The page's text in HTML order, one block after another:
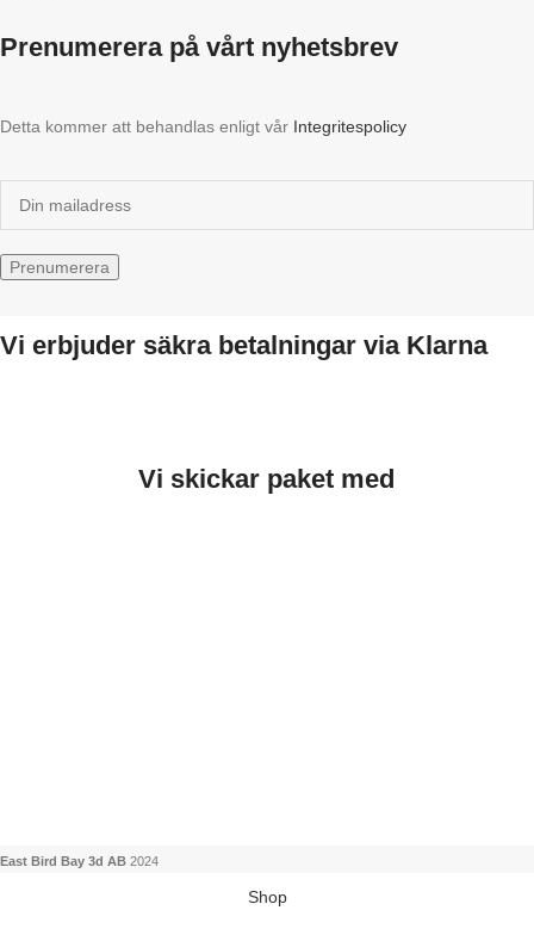
Prenumerera på vårt nyhetsbrev
Detta kommer att behandlas enligt vår Integritespolicy
Vi erbjuder säkra betalningar via Klarna
Vi skickar paket med
East Bird Bay 3d AB 2024
Shop